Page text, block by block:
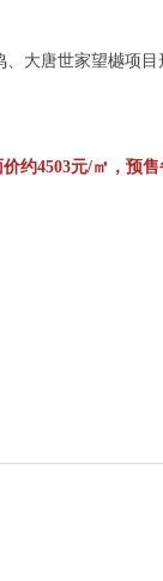
大唐世家望樾项
约4503元/㎡，预